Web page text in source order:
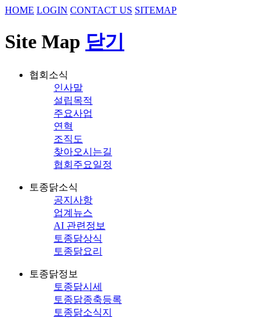
HOME LOGIN CONTACT US SITEMAP
Site Map 닫기
협회소식
인사말
설립목적
주요사업
연혁
조직도
찾아오시는길
협회주요일정
토종닭소식
공지사항
업계뉴스
AI 관련정보
토종닭상식
토종닭요리
토종닭정보
토종닭시세
토종닭종축등록
토종닭소식지